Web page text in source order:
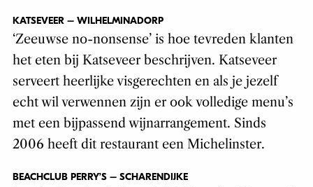
KATSEVEER – WILHELMINADORP
‘Zeeuwse no-nonsense’ is hoe tevreden klanten
het eten bij Katseveer beschrijven. Katseveer
serveert heerlijke visgerechten en als je jezelf
echt wil verwennen zijn er ook volledige menu’s
met een bijpassend wijnarrangement. Sinds
2006 heeft dit restaurant een Michelinster.
BEACHCLUB PERRY’S – SCHARENDIJKE